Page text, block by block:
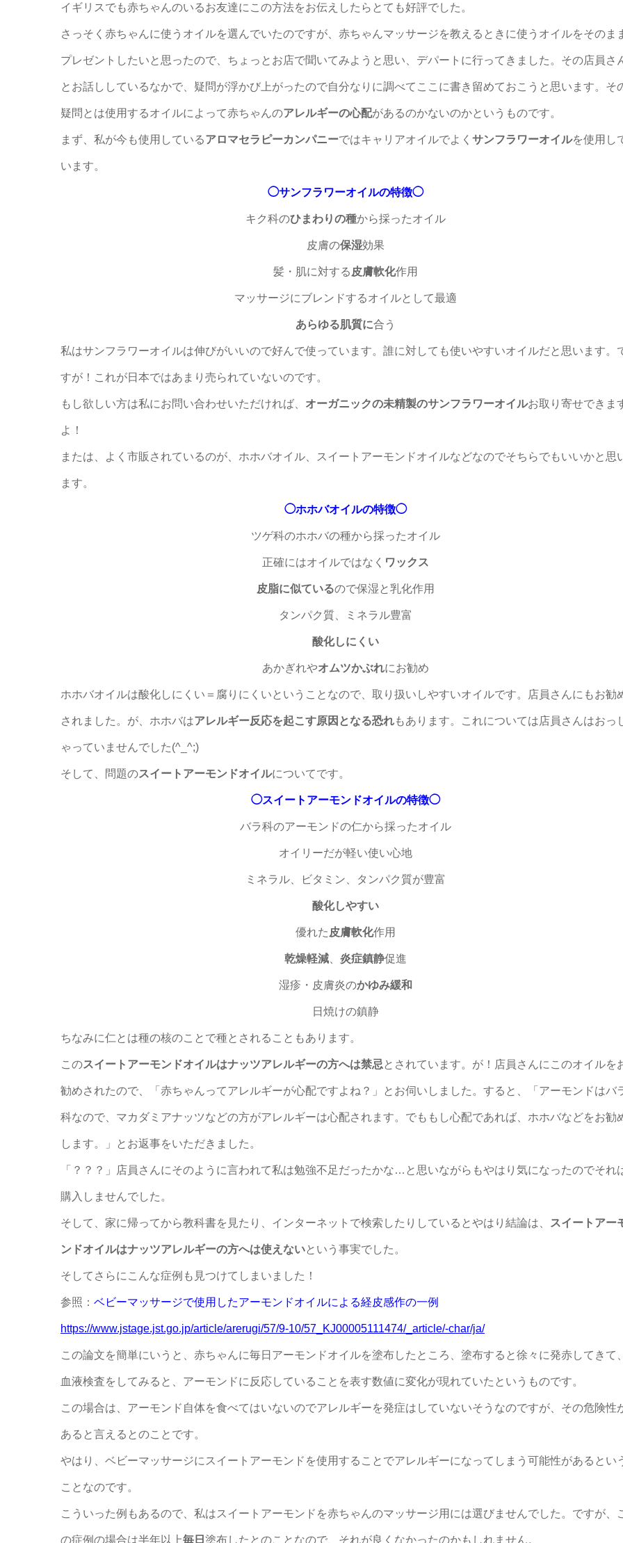
イギリスでも赤ちゃんのいるお友達にこの方法をお伝えしたらとても好評でした。
さっそく赤ちゃんに使うオイルを選んでいたのですが、赤ちゃんマッサージを教えるときに使うオイルをそのま
プレゼントしたいと思ったので、ちょっとお店で聞いてみようと思い、デパートに行ってきました。その店員さ
とお話ししているなかで、疑問が浮かび上がったので自分なりに調べてここに書き留めておこうと思います。そ
疑問とは使用するオイルによって赤ちゃんのアレルギーの心配があるのかないのかというものです。
まず、私が今も使用しているアロマセラピーカンパニーではキャリアオイルでよく サンフラワーオイルを使用し
います。
◯サンフラワーオイルの特徴◯
キク科のひまわりの種から採ったオイル
皮膚の保湿効果
髪・肌に対する 皮膚軟化作用
マッサージにブレンドするオイルとして最適
あらゆる肌質に合う
私はサンフラワーオイルは伸びがいいので好んで使っています。 誰に対しても使いやすいオイルだと思います。
すが！これが日本ではあまり売られていないのです。
もし欲しい方は私にお問い合わせいただければ、 オーガニックの未精製のサンフラワーオイルお取り寄せできま
よ！
または、よく市販されているのが、ホホバオイル、スイートアーモンドオイルなどなのでそちらでもいいかと思
ます。
◯ホホバオイルの特徴◯
ツゲ科のホホバの種から採ったオイル
正確にはオイルではなく ワックス
皮脂に似ているので保湿と乳化作用
タンパク質、ミネラル豊富
酸化しにくい
あかぎれやオムツかぶれにお勧め
ホホバオイルは酸化しにくい＝腐りにくいということなので、 取り扱いしやすいオイルです。店員さんにもお勧
されました。が、ホホバはアレルギー反応を起こす原因となる恐れもあります。これについては店員さんはおっ
ゃっていませんでした(^_^;)
そして、問題のスイートアーモンドオイルについてです。
◯スイートアーモンドオイルの特徴◯
バラ科のアーモンドの仁から採ったオイル
オイリーだが軽い使い心地
ミネラル、ビタミン、タンパク質が豊富
酸化しやすい
優れた 皮膚軟化作用
乾燥軽減 炎症鎮静促進
湿疹・皮膚炎のかゆみ緩和
日焼けの鎮静
ちなみに仁とは種の核のことで種とされることもあります。
このスイートアーモンドオイルはナッツアレルギーの方へは禁忌 とされています。が！店員さんにこのオイルを
勧めされたので、 「赤ちゃんってアレルギーが心配ですよね？」 とお伺いしました。すると、 「アーモンドはバ
科なので、マカダミアナッツなどの方がアレルギーは心配されます。でももし心配であれば、ホホバなどをお勧
します。」 とお返事をいただきました。
「？？？」 店員さんにそのように言われて私は勉強不足だったかな…と思いながらもやはり気になったのでそれ
購入しませんでした。
そして、家に帰ってから教科書を見たり、インターネットで検索したりしているとやはり結論は、 スイートアー
ンドオイルはナッツアレルギーの方へは使えないという事実でした。
そしてさらにこんな症例も見つけてしまいました！
参照： ベビーマッサージで使用したアーモンドオイルによる経皮感作の一例
https://www.jstage.jst.go.jp/article/arerugi/57/9-10/57_KJ00005111474/_article/-char/ja/
この論文を簡単にいうと、赤ちゃんに毎日アーモンドオイルを塗布したところ、塗布すると徐々に発赤してきて
血液検査をしてみると、アーモンドに反応していることを表す数値に変化が現れていたというものです。
この場合は、アーモンド自体を食べてはいないのでアレルギーを発症はしていないそうなのですが、その危険性
あると言えるとのことです。
やはり、 ベビーマッサージにスイートアーモンドを使用することでアレルギーになってしまう可能性がある とい
ことなのです。
こういった例もあるので、私はスイートアーモンドを赤ちゃんのマッサージ用には選びませんでした。ですが、
の症例の場合は半年以上毎日 塗布したとのことなので、それが良くなかったのかもしれません。